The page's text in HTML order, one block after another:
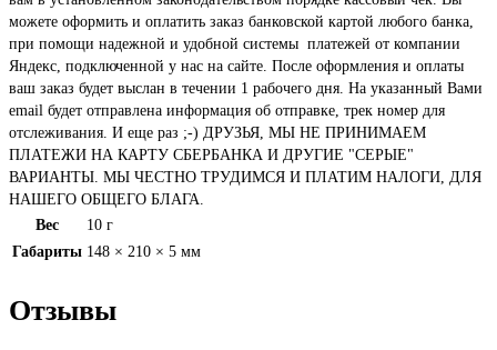
можете оформить и оплатить заказ банковской картой любого банка,
при помощи надежной и удобной системы платежей от компании
Яндекс, подключенной у нас на сайте. После оформления и оплаты
ваш заказ будет выслан в течении 1 рабочего дня. На указанный Вами
email будет отправлена информация об отправке, трек номер для
отслеживания. И еще раз ;-) ДРУЗЬЯ, МЫ НЕ ПРИНИМАЕМ
ПЛАТЕЖИ НА КАРТУ СБЕРБАНКА И ДРУГИЕ "СЕРЫЕ"
ВАРИАНТЫ. МЫ ЧЕСТНО ТРУДИМСЯ И ПЛАТИМ НАЛОГИ, ДЛЯ
НАШЕГО ОБЩЕГО БЛАГА.
Вес
10 г
Габариты 148 × 210 × 5 мм
Отзывы